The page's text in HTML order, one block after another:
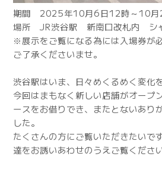
期間 2025年10月6日12時～10月
場所 JR渋谷駅 新南口改札内 シ
※展示をご覧になる為には入場券が
ご了承くださいませ。
渋谷駅はいま、日々めくるめく変化
今回はまもなく新しい店舗がオープ
ースをお借りでき、またとないあり
した。
たくさんの方にご覧いただきたいで
達をお誘いあわせのうえご覧ください